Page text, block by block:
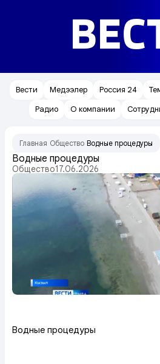
Вести Медээлер Россия 24
Радио
О компании
Главная Общество Водные процедуры
Водные процедуры
Общество17.06.2026
Водные процедуры